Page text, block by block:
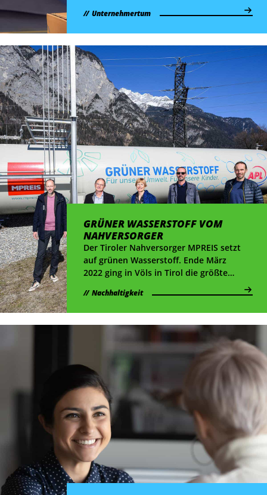
Unternehmertum
GRÜNER WASSERSTOFF VOM
NAHVERSORGER
Der Tiroler Nahversorger MPREIS setzt
auf grünen Wasserstoff. Ende März
2022 ging in Völs in Tirol die größte
in Betrieb.
Nachhaltigkeit